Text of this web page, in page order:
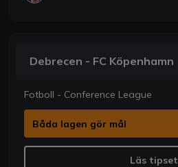
Debrecen - FC Köpenhamn
Fotboll - Conference League
Båda lagen gör mål
Läs tipset